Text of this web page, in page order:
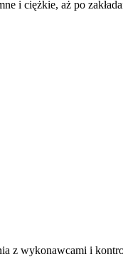
i ciężkie, aż po
z wykonawcami i